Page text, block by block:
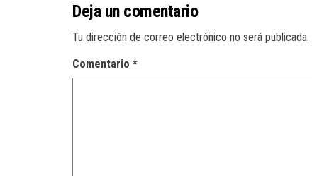
Deja un comentario
Tu dirección de correo electrónico no será publicada.
Comentario *